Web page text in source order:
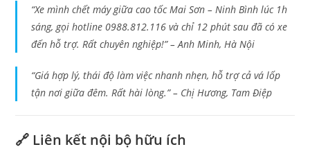
“Xe mình chết máy giữa cao tốc Mai Sơn – Ninh Bình lúc 1h
sáng, gọi hotline 0988.812.116 và chỉ 12 phút sau đã có xe
đến hỗ trợ. Rất chuyên nghiệp!” –Anh Minh, Hà Nội
“Giá hợp lý, thái độ làm việc nhanh nhẹn, hỗ trợ cả vá lốp
tận nơi giữa đêm. Rất hài lòng.” – Chị Hương, Tam Điệp
🔗 Liên kết nội bộ hữu ích